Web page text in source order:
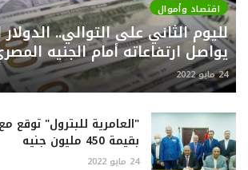
اقتصاد وأموال
لليوم الثاني على التوالي..
يواصل ارتفاعاته أمام الجنيه
24 مايو 2022
"العامرية للبترول"
بقيمة 450 مليون جنيه
24 مايو 2022